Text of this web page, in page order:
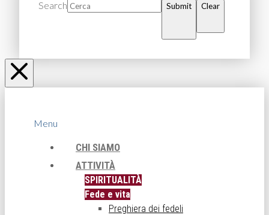
Search Submit Clear
Menu
CHI SIAMO
ATTIVITÀ
SPIRITUALITÀ
Fede e vita
Preghiera dei fedeli